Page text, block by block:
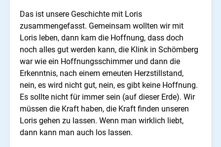
Das ist unsere Geschichte mit Loris
zusammengefasst. Gemeinsam wollten wir mit
Loris leben, dann kam die Hoffnung, dass doch
noch alles gut werden kann, die Klink in Schömberg
war wie ein Hoffnungsschimmer und dann die
Erkenntnis, nach einem erneuten Herzstillstand,
nein, es wird nicht gut, nein, es gibt keine Hoffnung.
Es sollte nicht für immer sein (auf dieser Erde). Wir
müssen die Kraft haben, die Kraft finden unseren
Loris gehen zu lassen. Wenn man wirklich liebt,
dann kann man auch los lassen.